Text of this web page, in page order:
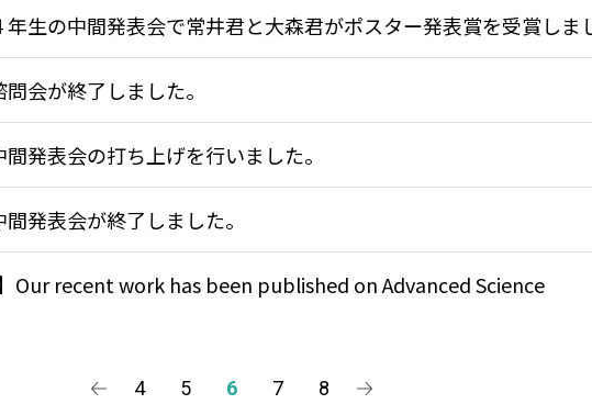
年生の中間発表会で常井君と大森君がポスター発表賞を受賞しま
会が終了しました。
発表会の打ち上げを行いました。
発表会が終了しました。
Our recent work has been published on Advanced Science
4 5 6 7 8